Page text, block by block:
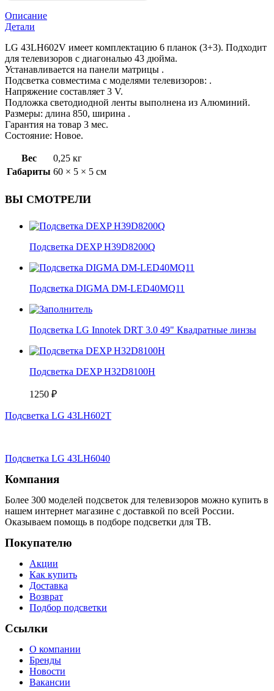
Описание
Детали
LG 43LH602V имеет комплектацию 6 планок (3+3). Подходит
для телевизоров с диагональю 43 дюйма.
Устанавливается на панели матрицы .
Подсветка совместима с моделями телевизоров: .
Напряжение составляет 3 V.
Подложка светодиодной ленты выполнена из Алюминий.
Размеры: длина 850, ширина .
Гарантия на товар 3 мес.
Состояние: Новое.
Вес
0,25 кг
Габариты 60 × 5 × 5 см
ВЫ СМОТРЕЛИ
Подсветка DEXP H39D8200Q
Подсветка DIGMA DM-LED40MQ11
Подсветка LG Innotek DRT 3.0 49" Квадратные линзы
Подсветка DEXP H32D8100H
1250 ₽
Подсветка LG 43LH602T
Подсветка LG 43LH6040
Компания
Более 300 моделей подсветок для телевизоров можно купить в
нашем интернет магазине с доставкой по всей России.
Оказываем помощь в подборе подсветки для ТВ.
Покупателю
Акции
Как купить
Доставка
Возврат
Подбор подсветки
Ссылки
О компании
Бренды
Новости
Вакансии